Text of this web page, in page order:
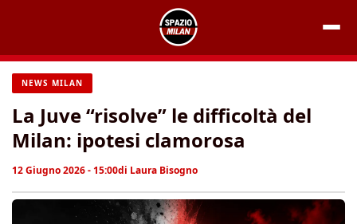
contenuto
NEWS MILAN
La Juve “risolve” le difficoltà del
Milan: ipotesi clamorosa
12 Giugno 2026 - 15:00di Laura Bisogno